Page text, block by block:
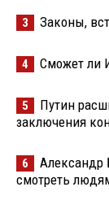
3 Законы,
4 Сможет ли
5
Путин
заключения
6
Александр
смотреть